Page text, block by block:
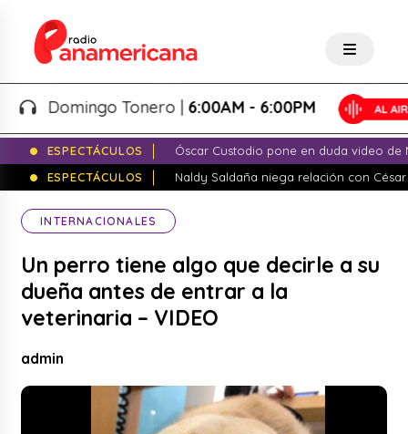
Domingo Tonero |6:00AM - 6:00PM
ESPECTÁCULOS
Óscar Custodio pone en duda video de
ESPECTÁCULOS
Naldy Saldaña niega relación con
INTERNACIONALES
Un perro tiene algo que decirle a su
dueña antes de entrar a la
veterinaria – VIDEO
admin